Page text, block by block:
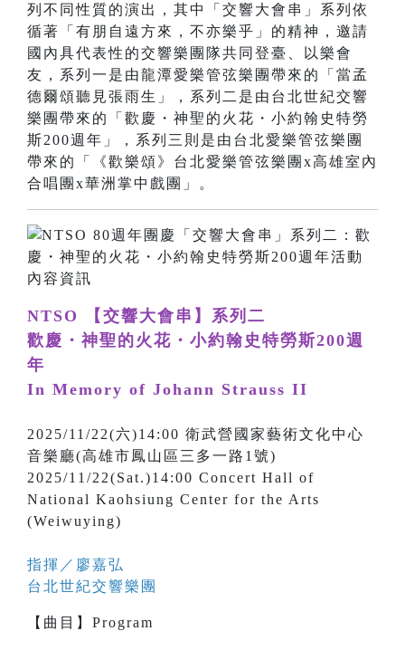
列不同性質的演出，其中「交響大會串」系列依
循著「有朋自遠方來，不亦樂乎」的精神，邀請
國內具代表性的交響樂團隊共同登臺、以樂會
友，系列一是由龍潭愛樂管弦樂團帶來的「當孟
德爾頌聽見張雨生」，系列二是由台北世紀交響
樂團帶來的「歡慶・神聖的火花・小約翰史特勞
斯200週年」，系列三則是由台北愛樂管弦樂團
帶來的「《歡樂頌》台北愛樂管弦樂團x高雄室內
合唱團x華洲掌中戲團」。
NTSO 【交響大會串】系列二
歡慶・神聖的火花・小約翰史特勞斯200週
年
In Memory of Johann Strauss II
2025/11/22(六)14:00 衛武營國家藝術文化中心
音樂廳(高雄市鳳山區三多一路1號)
2025/11/22(Sat.)14:00 Concert Hall of
National Kaohsiung Center for the Arts
(Weiwuying)
指揮／ 廖嘉弘
台北世紀交響樂團
【 曲目 】 Program